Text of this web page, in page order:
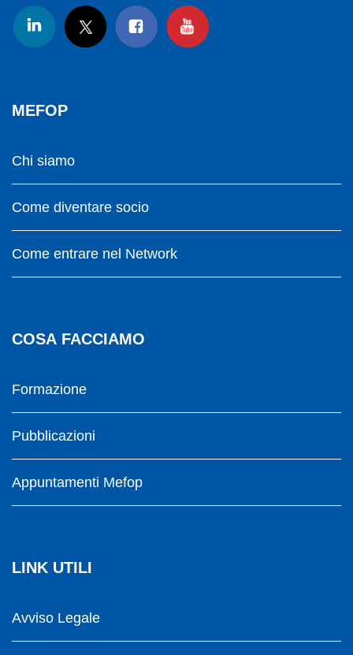
MEFOP
Chi siamo
Come diventare socio
Come entrare nel Network
COSA FACCIAMO
Formazione
Pubblicazioni
Appuntamenti Mefop
LINK UTILI
Avviso Legale